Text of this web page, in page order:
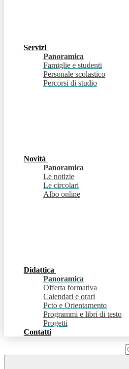
Servizi
Panoramica
Famiglie e studenti
Personale scolastico
Percorsi di studio
Novità
Panoramica
Le notizie
Le circolari
Albo online
Didattica
Panoramica
Offerta formativa
Calendari e orari
Pcto e Orientamento
Programmi e libri di testo
Progetti
Contatti